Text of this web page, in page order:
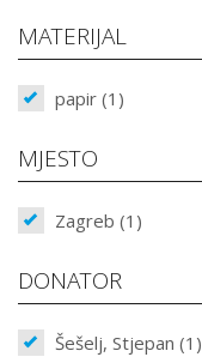
MATERIJAL
papir (1)
MJESTO
Zagreb (1)
DONATOR
Šešelj, Stjepan (1)